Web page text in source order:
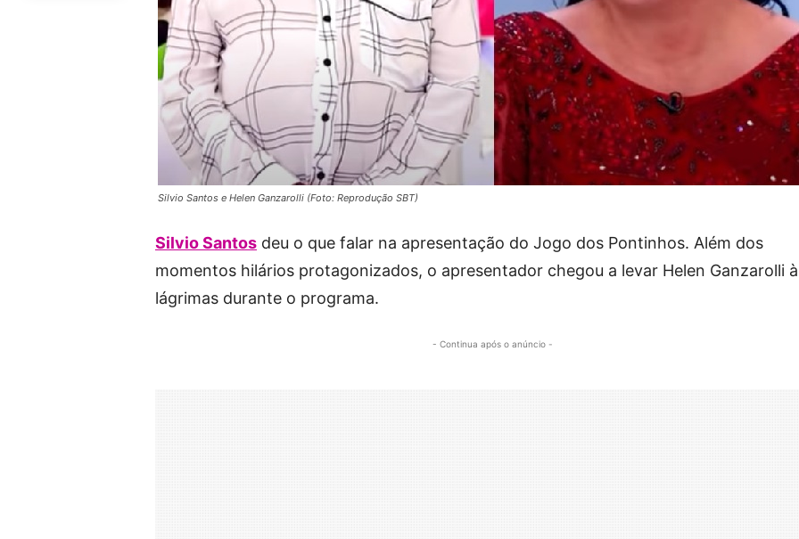
Silvio Santos e Helen Ganzarolli (Foto: Reprodução SBT)
Silvio Santos deu o que falar na apresentação do Jogo dos Pontinhos. Além dos
momentos hilários protagonizados, o apresentador chegou a levar Helen Ganzarolli
lágrimas durante o programa.
- Continua após o anúncio -